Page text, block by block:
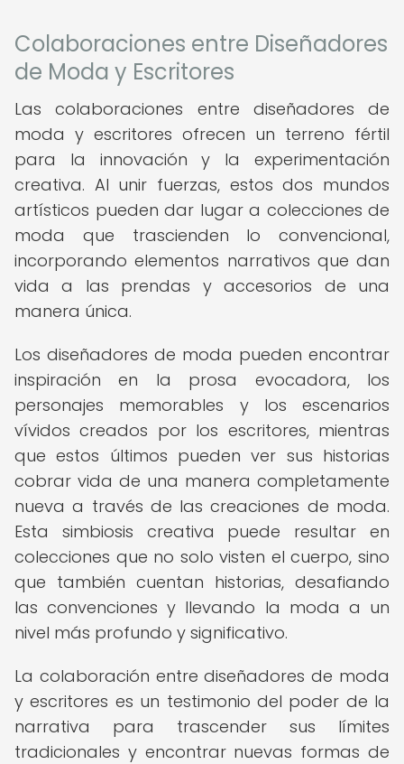
Colaboraciones entre Diseñadores
de Moda y Escritores
Las colaboraciones entre diseñadores de
moda y escritores ofrecen un terreno fértil
para la innovación y la experimentación
creativa. Al unir fuerzas, estos dos mundos
artísticos pueden dar lugar a colecciones de
moda que trascienden lo convencional,
incorporando elementos narrativos que dan
vida a las prendas y accesorios de una
manera única.
Los diseñadores de moda pueden encontrar
inspiración en la prosa evocadora, los
personajes memorables y los escenarios
vívidos creados por los escritores, mientras
que estos últimos pueden ver sus historias
cobrar vida de una manera completamente
nueva a través de las creaciones de moda.
Esta simbiosis creativa puede resultar en
colecciones que no solo visten el cuerpo, sino
que también cuentan historias, desafiando
las convenciones y llevando la moda a un
nivel más profundo y significativo.
La colaboración entre diseñadores de moda
y escritores es un testimonio del poder de la
narrativa para trascender sus límites
tradicionales y encontrar nuevas formas de